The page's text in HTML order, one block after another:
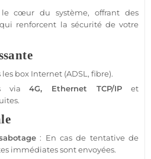
cœur dusystème, offrant des
renforcent la sécuritéde votre
les box Internet (ADSL, fibre).
via4G, Ethernet TCP/IP et
: En cas de tentative de
immédiates sont envoyées.